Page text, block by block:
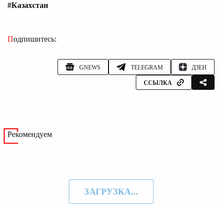
#Казахстан
Подпишитесь:
GNEWS TELEGRAM ДЗЕН
ССЫЛКА
Рекомендуем
ЗАГРУЗКА...